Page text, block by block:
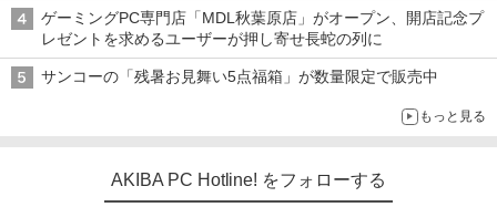
ゲーミングPC専門店「MDL秋葉原店」がオープン、開店記念プ
レゼントを求めるユーザーが押し寄せ長蛇の列に
サンコーの「残暑お見舞い5点福箱」が数量限定で販売中
もっと見る
AKIBA PC Hotline! をフォローする